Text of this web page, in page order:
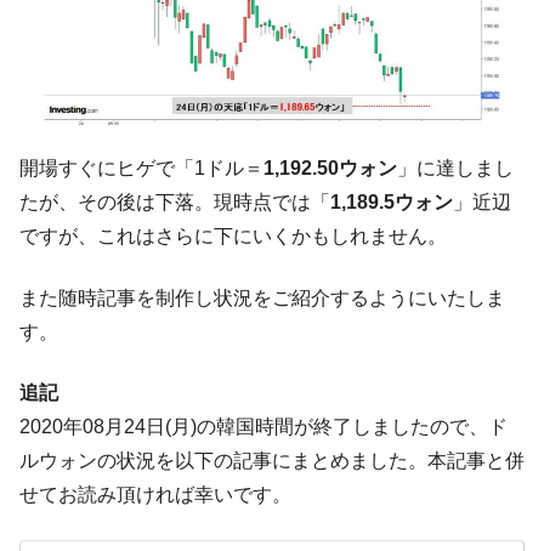
在韓米国大使スティールが着韓！⇒ さっそ
く空港に詰めかけ「出て行け！」「極右勢力」のプラカー
ドを掲げる「在韓反米勢力」
『Money1』
韓国政府「2035年までに18.4GW規模のAIデ
『Money1』
JPモルガン「韓国レバレッジETFの清算は
ほぼ終わった」
『Money1』
韓国『国民年金公団』株価暴落で200兆蒸
『Money1』
韓国政府「ニセＫ-ブランドを通報しようキ
ャンペーン」⇒ あの名物教授も登場！
『Money1』
ぎ」では。
営業利益80.2％も減少
米国下院「韓国の公務員個人をターゲット
にぶん殴る法案」提出！⇒ クーパン問題は合衆国企業に対
開場すぐにヒゲで「1ドル＝ 1,192.50ウォン 」に達しまし
たが、その後は下落。現時点では「 1,189.5ウォン 」近辺
ですが、これはさらに下にいくかもしれません。
また随時記事を制作し状況をご紹介するようにいたしま
す。
追記
2020年08月24日(月)の韓国時間が終了しましたので、ド
ルウォンの状況を以下の記事にまとめました。本記事と併
せてお読み頂ければ幸いです。